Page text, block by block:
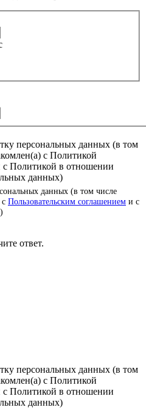
персональных данных (в том
с Политикой
с Политикой в отношении
данных)
данных (в том числе
Пользовательским соглашением и с
)
ответ.
персональных данных (в том
с Политикой
с Политикой в отношении
данных)